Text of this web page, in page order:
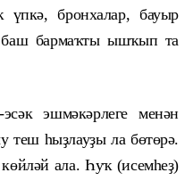
бронхалар, бауыр
баш бармаҡты ышҡып та
эшмәкәрлеге менән
теш һыҙлауҙы ла бөтөрә.
ала. Һуҡ (исемһеҙ)